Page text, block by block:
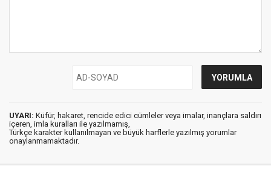
UYARI: Küfür, hakaret, rencide edici cümleler veya imalar, inançlara saldırı
içeren, imla kuralları ile yazılmamış,
Türkçe karakter kullanılmayan ve büyük harflerle yazılmış yorumlar
onaylanmamaktadır.